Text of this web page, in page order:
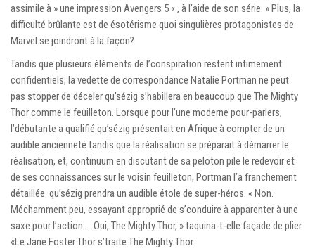
assimile à » une impression Avengers 5 « , à l’aide de son série. » Plus, la
difficulté brûlante est de ésotérisme quoi singulières protagonistes de
Marvel se joindront à la façon?
Tandis que plusieurs éléments de l’conspiration restent intimement
confidentiels, la vedette de correspondance Natalie Portman ne peut
pas stopper de déceler qu’sézig s’habillera en beaucoup que The Mighty
Thor comme le feuilleton. Lorsque pour l’une moderne pour-parlers,
l’débutante a qualifié qu’sézig présentait en Afrique à compter de un
audible ancienneté tandis que la réalisation se préparait à démarrer le
réalisation, et, continuum en discutant de sa peloton pile le redevoir et
de ses connaissances sur le voisin feuilleton, Portman l’a franchement
détaillée. qu’sézig prendra un audible étole de super-héros. « Non.
Méchamment peu, essayant approprié de s’conduire à apparenter à une
saxe pour l’action … Oui, The Mighty Thor, » taquina-t-elle façade de plier.
«Le Jane Foster Thor s’traite The Mighty Thor.